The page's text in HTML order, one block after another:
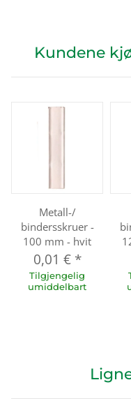
Kundene
Metall-/
bindersskruer -
100 mm - hvit
0,01 € *
Tilgjengelig
umiddelbart